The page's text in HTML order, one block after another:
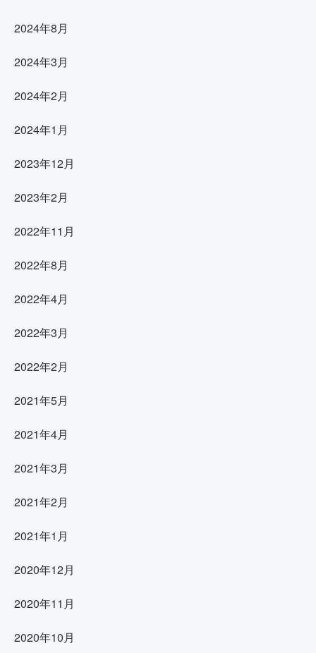
2024年8月
2024年3月
2024年2月
2024年1月
2023年12月
2023年2月
2022年11月
2022年8月
2022年4月
2022年3月
2022年2月
2021年5月
2021年4月
2021年3月
2021年2月
2021年1月
2020年12月
2020年11月
2020年10月